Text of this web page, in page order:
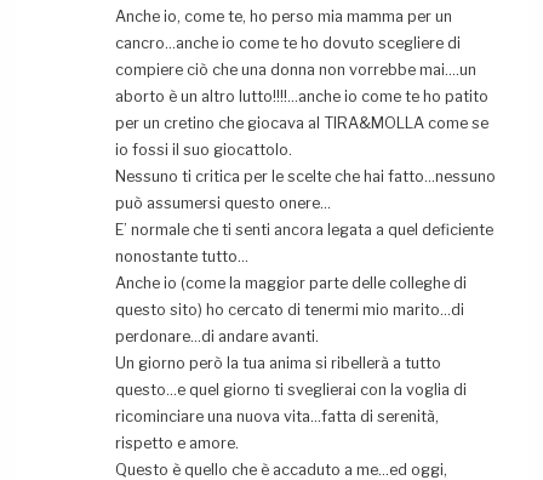
Anche io, come te, ho perso mia mamma per un
cancro…anche io come te ho dovuto scegliere di
compiere ciò che una donna non vorrebbe mai….un
aborto è un altro lutto!!!!…anche io come te ho patito
per un cretino che giocava al TIRA&MOLLA come se
io fossi il suo giocattolo.
Nessuno ti critica per le scelte che hai fatto…nessuno
può assumersi questo onere…
E’ normale che ti senti ancora legata a quel deficiente
nonostante tutto…
Anche io (come la maggior parte delle colleghe di
questo sito) ho cercato di tenermi mio marito…di
perdonare…di andare avanti.
Un giorno però la tua anima si ribellerà a tutto
questo…e quel giorno ti sveglierai con la voglia di
ricominciare una nuova vita…fatta di serenità,
rispetto e amore.
Questo è quello che è accaduto a me…ed oggi,